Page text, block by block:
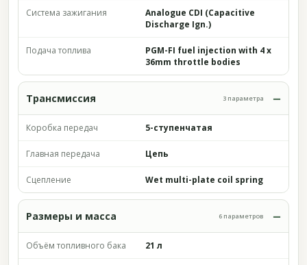
Система зажигания
Analogue CDI (Capacitive
Discharge Ign.)
Подача топлива
PGM-FI fuel injection with 4 x
36mm throttle bodies
Трансмиссия 3 параметра
Коробка передач 5-ступенчатая
Главная передача Цепь
Сцепление Wet multi-plate coil spring
Размеры и масса 6 параметров
Объём топливного бака 21 л